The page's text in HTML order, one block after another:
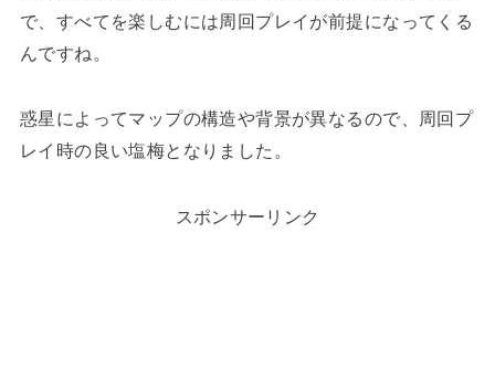
で、すべてを楽しむには周回プレイが前提になってくる
んですね。
惑星によってマップの構造や背景が異なるので、周回プ
レイ時の良い塩梅となりました。
スポンサーリンク